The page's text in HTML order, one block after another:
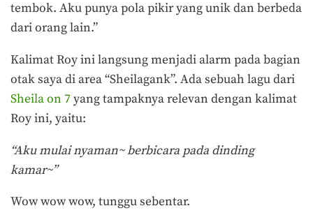
tembok. Aku punya pola pikir yang unik dan berbeda
dari orang lain.”
Kalimat Roy ini langsung menjadi alarm pada bagian
otak saya di area “Sheilagank”. Ada sebuah lagu dari
Sheila on 7yang tampaknya relevan dengan kalimat
Roy ini, yaitu:
“Aku mulai nyaman~ berbicara pada dinding
kamar~”
Wow wow wow, tunggu sebentar.